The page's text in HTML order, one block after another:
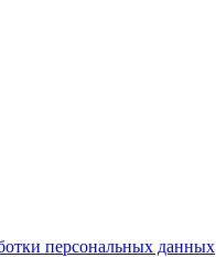
персональных данных